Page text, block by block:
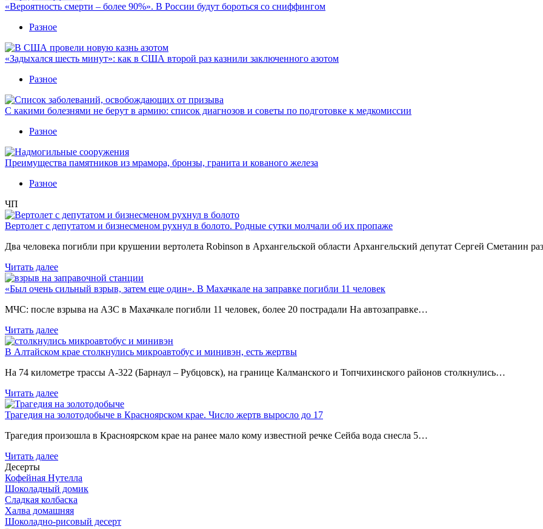
«Вероятность смерти – более 90%». В России будут бороться со сниффингом
Разное
«Задыхался шесть минут»: как в США второй раз казнили заключенного азотом
Разное
С какими болезнями не берут в армию: список диагнозов и советы по подготовке к медкомиссии
Разное
Преимущества памятников из мрамора, бронзы, гранита и кованого железа
Разное
ЧП
Вертолет с депутатом и бизнесменом рухнул в болото. Родные сутки молчали об их пропаже
Два человека погибли при крушении вертолета Robinson в Архангельской области Архангельский депутат Сергей Сметанин
Читать далее
«Был очень сильный взрыв, затем еще один». В Махачкале на заправке погибли 11 человек
МЧС: после взрыва на АЗС в Махачкале погибли 11 человек, более 20 пострадали На автозаправке…
Читать далее
В Алтайском крае столкнулись микроавтобус и минивэн, есть жертвы
На 74 километре трассы А-322 (Барнаул – Рубцовск), на границе Калманского и Топчихинского районов столкнулись…
Читать далее
Трагедия на золотодобыче в Красноярском крае. Число жертв выросло до 17
Трагедия произошла в Красноярском крае на ранее мало кому известной речке Сейба вода снесла 5…
Читать далее
Десерты
Кофейная Нутелла
Шоколадный домик
Сладкая колбаска
Халва домашняя
Шоколадно-рисовый десерт